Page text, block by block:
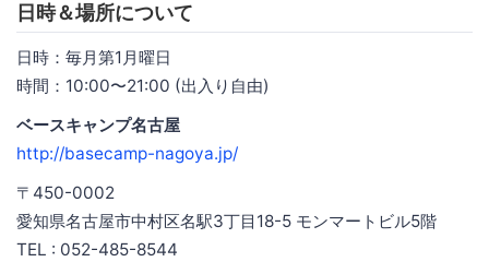
日時＆場所について
日時：毎月第1月曜日
時間：10:00〜21:00 (出入り自由)
ベースキャンプ名古屋
http://basecamp-nagoya.jp/
〒450-0002
愛知県名古屋市中村区名駅3丁目18-5 モンマートビル5階
TEL : 052-485-8544